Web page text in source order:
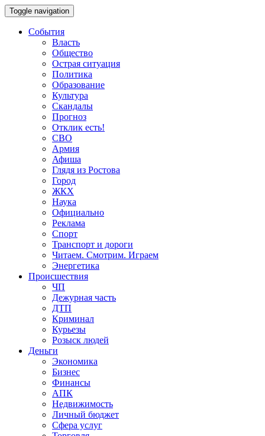
Toggle navigation
События
Власть
Общество
Острая ситуация
Политика
Образование
Культура
Скандалы
Прогноз
Отклик есть!
СВО
Армия
Афиша
Глядя из Ростова
Город
ЖКХ
Наука
Официально
Реклама
Спорт
Транспорт и дороги
Читаем. Смотрим. Играем
Энергетика
Происшествия
ЧП
Дежурная часть
ДТП
Криминал
Курьезы
Розыск людей
Деньги
Экономика
Бизнес
Финансы
АПК
Недвижимость
Личный бюджет
Сфера услуг